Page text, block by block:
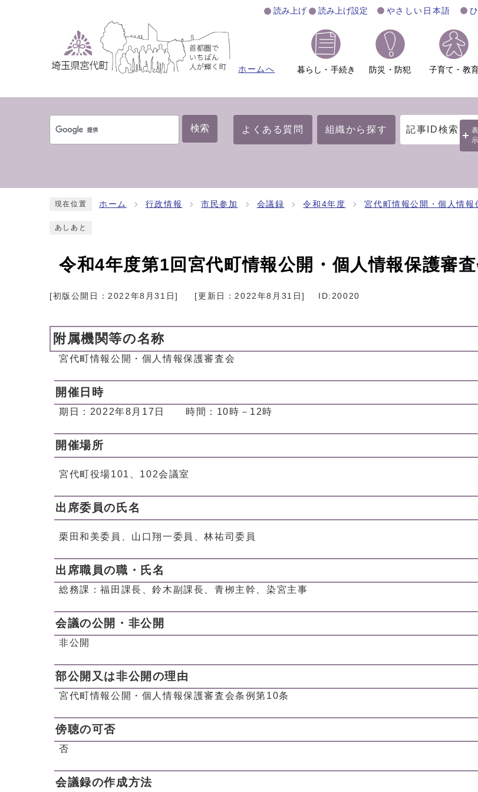
読み上げ 読み上げ設定 やさしい日本語
ホームへ 暮らし・手続き 防災・防犯 子育て・教
検索 よくある質問 組織から探す 記事ID検索
表
示
現在位置 ホーム 行政情報 市民参加 会議録 令和4年度 宮代町情報公開・個人情報
あしあと
令和4年度第1回宮代町情報公開・個人情報保護審査
[初版公開日：2022年8月31日] [更新日：2022年8月31日] ID:20020
附属機関等の名称
宮代町情報公開・個人情報保護審査会
開催日時
期日：2022年8月17日 時間：10時－12時
開催場所
宮代町役場101、102会議室
出席委員の氏名
栗田和美委員、山口翔一委員、林祐司委員
出席職員の職・氏名
総務課：福田課長、鈴木副課長、青栁主幹、染宮主事
会議の公開・非公開
非公開
部公開又は非公開の理由
宮代町情報公開・個人情報保護審査会条例第10条
傍聴の可否
否
会議録の作成方法